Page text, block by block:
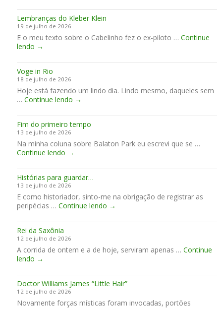
m
n
H
e
e
a
e
m
A
e
e
l
o
l
n
c
a
i
Lembranças do Kleber Klein
19 de julho de 2026
E o meu texto sobre o Cabelinho fez o ex-piloto … Continue
lendo L
m
b
r
a
n
a
s
d
o
K
e
b
e
r
K
e
n
→
Voge in Rio
18 de julho de 2026
Hoje está fazendo um lindo dia. Lindo mesmo, daqueles sem
… Continue lendo V
g
e
n
o
→
Fim do primeiro tempo
13 de julho de 2026
Na minha coluna sobre Balaton Park eu escrevi que se …
Continue lendo F
m
d
o
p
r
m
i
r
e
m
p
o
→
Histórias para guardar…
13 de julho de 2026
E como historiador, sinto-me na obrigação de registrar as
peripécias … Continue lendo H
s
r
s
p
r
→
Rei da Saxônia
12 de julho de 2026
A corrida de ontem e a de hoje, serviram apenas … Continue
lendo R
i
d
a
S
→
Doctor Williams James “Little Hair”
12 de julho de 2026
Novamente forças místicas foram invocadas, portões